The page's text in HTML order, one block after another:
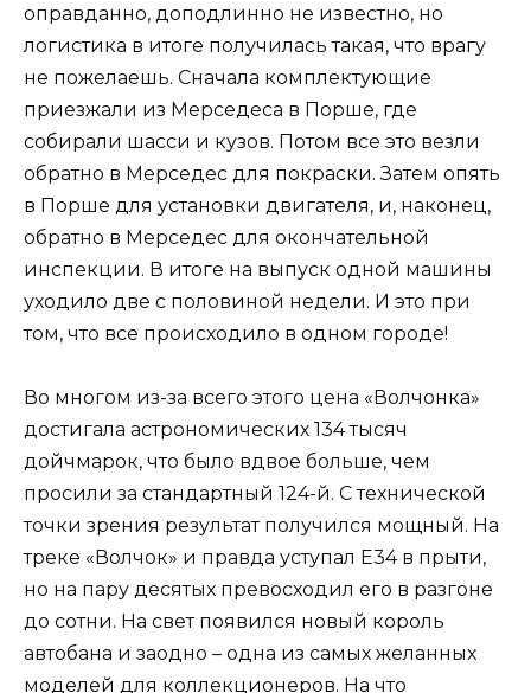
оправданно, доподлинно не известно, но
логистика в итоге получилась такая, что врагу
не пожелаешь. Сначала комплектующие
приезжали из Мерседеса в Порше, где
собирали шасси и кузов. Потом все это везли
обратно в Мерседес для покраски. Затем опять
в Порше для установки двигателя, и, наконец,
обратно в Мерседес для окончательной
инспекции. В итоге на выпуск одной машины
уходило две с половиной недели. И это при
том, что все происходило в одном городе!
Во многом из-за всего этого цена «Волчонка»
достигала астрономических 134 тысяч
дойчмарок, что было вдвое больше, чем
просили за стандартный 124-й. С технической
точки зрения результат получился мощный. На
треке «Волчок» и правда уступал Е34 в прыти,
но на пару десятых превосходил его в разгоне
до сотни. На свет появился новый король
автобана и заодно – одна из самых желанных
моделей для коллекционеров. На что